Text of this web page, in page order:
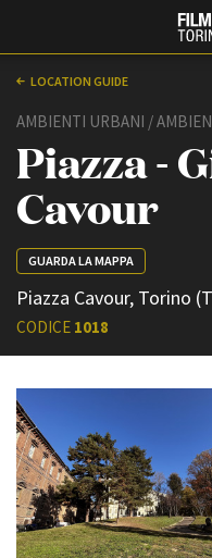
ABOUT
Contatti
La sede
Partner
Rete regionale
Bilancio sociale
LOCATION GUIDE
AMBIENTI URBANI /
Piazza -
Cavour
GUARDA LA MAPPA
Piazza Cavour, Torino
CODICE 1018